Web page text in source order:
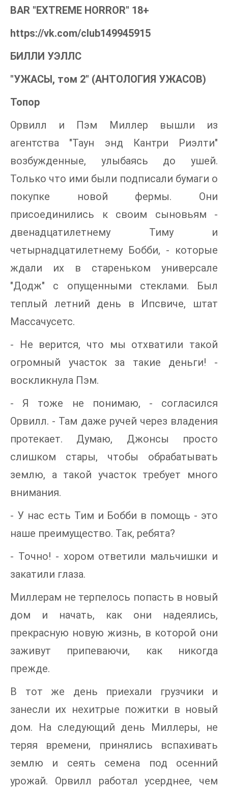
BAR "EXTREME HORROR" 18+
https://vk.com/club149945915
БИЛЛИ УЭЛЛС
"УЖАСЫ, том 2" (АНТОЛОГИЯ УЖАСОВ)
Топор
Орвилл и Пэм Миллер вышли из
агентства "Таун энд Кантри Риэлти"
возбужденные, улыбаясь до ушей.
Только что ими были подписали бумаги о
покупке новой фермы. Они
присоединились к своим сыновьям -
двенадцатилетнему Тиму и
четырнадцатилетнему Бобби, - которые
ждали их в стареньком универсале
"Додж" с опущенными стеклами. Был
теплый летний день в Ипсвиче, штат
Массачусетс.
- Не верится, что мы отхватили такой
огромный участок за такие деньги! -
воскликнула Пэм.
- Я тоже не понимаю, - согласился
Орвилл. - Там даже ручей через владения
протекает. Думаю, Джонсы просто
слишком стары, чтобы обрабатывать
землю, а такой участок требует много
внимания.
- У нас есть Тим и Бобби в помощь - это
наше преимущество. Так, ребята?
- Точно! - хором ответили мальчишки и
закатили глаза.
Миллерам не терпелось попасть в новый
дом и начать, как они надеялись,
прекрасную новую жизнь, в которой они
заживут припеваючи, как никогда
прежде.
В тот же день приехали грузчики и
занесли их нехитрые пожитки в новый
дом. На следующий день Миллеры, не
теряя времени, принялись вспахивать
землю и сеять семена под осенний
урожай. Орвилл работал усерднее, чем